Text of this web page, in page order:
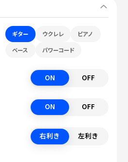
ギター ウクレレ ピアノ
ベース パワーコード
ON OFF
ON OFF
右利き 左利き